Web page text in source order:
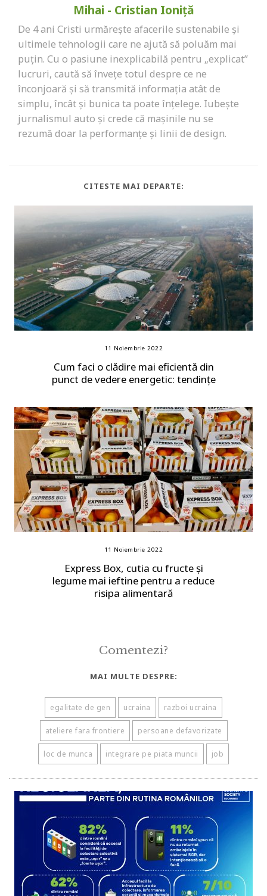
Mihai - Cristian Ioniță
De 4 ani Cristi urmărește afacerile sustenabile și
ultimele tehnologii care ne ajută să poluăm mai
puțin. Cu o pasiune inexplicabilă pentru „explicat”
lucruri, caută să învețe totul despre ce ne
înconjoară și să transmită informația atât de
simplu, încât și bunica ta poate înțelege. Iubește
jurnalismul auto și crede că mașinile nu se
rezumă doar la performanțe și linii de design.
CITESTE MAI DEPARTE:
11 Noiembrie 2022
Cum faci o clădire mai eficientă din
punct de vedere energetic: tendințe
11 Noiembrie 2022
Express Box, cutia cu fructe și
legume mai ieftine pentru a reduce
risipa alimentară
Comentezi?
MAI MULTE DESPRE:
egalitate de gen ucraina razboi ucraina
ateliere fara frontiere persoane defavorizate
loc de munca integrare pe piata muncii job